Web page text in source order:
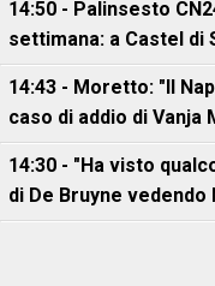
14:50 - Palinsesto
settimana: a Castel
14:43 - Moretto: "Il
caso di addio di
14:30 - "Ha visto
di De Bruyne vedendo